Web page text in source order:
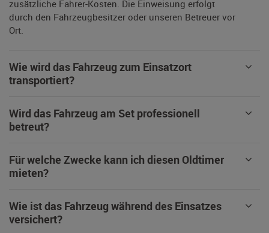
zusätzliche Fahrer-Kosten. Die Einweisung erfolgt
durch den Fahrzeugbesitzer oder unseren Betreuer vor
Ort.
Wie wird das Fahrzeug zum Einsatzort
transportiert?
Wird das Fahrzeug am Set professionell
betreut?
Für welche Zwecke kann ich diesen Oldtimer
mieten?
Wie ist das Fahrzeug während des Einsatzes
versichert?